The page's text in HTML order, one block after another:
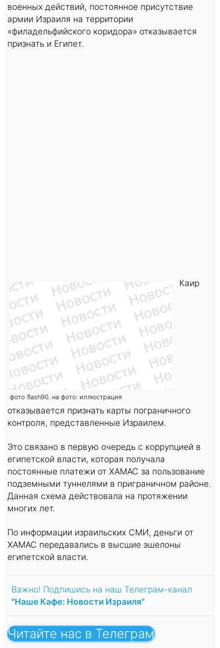
военных действий, постоянное присутствие
армии Израиля на территории
«филадельфийского коридора» отказывается
признать и Египет.
фото flash90. на фото: иллюстрация
Каир
отказывается признать карты пограничного
контроля, представленные Израилем.
Это связано в первую очередь с коррупцией в
египетской власти, которая получала
постоянные платежи от ХАМАС за пользование
подземными туннелями в приграничном районе.
Данная схема действовала на протяжении
многих лет.
По информации израильских СМИ, деньги от
ХАМАС передавались в высшие эшелоны
египетской власти.
Важно! Подпишись на наш Телеграм-канал
"Наше Кафе: Новости Израиля"
Читайте нас в Телеграм